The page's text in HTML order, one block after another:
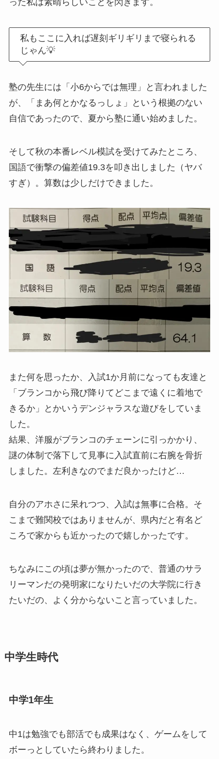
った私は素晴らしいことを閃きます。
私もここに入れば遅刻ギリギリまで寝られる
じゃん💡
塾の先生には「小6からでは無理」と言われました
が、「まあ何とかなるっしょ」という根拠のない
自信であったので、夏から塾に通い始めました。
そして秋の本番レベル模試を受けてみたところ、
国語で衝撃の偏差値19.3を叩き出しました（ヤバ
すぎ）。算数は少しだけできました。
また何を思ったか、入試1か月前になっても友達と
「ブランコから飛び降りてどこまで遠くに着地で
きるか」とかいうデンジャラスな遊びをしていま
した。
結果、洋服がブランコのチェーンに引っかかり、
謎の体制で落下して見事に入試直前に右腕を骨折
しました。左利きなのでまだ良かったけど…
自分のアホさに呆れつつ、入試は無事に合格。そ
こまで難関校ではありませんが、県内だと有名ど
ころで家からも近かったので嬉しかったです。
ちなみにこの頃は夢が無かったので、普通のサラ
リーマンだの発明家になりたいだの大学院に行き
たいだの、よく分からないこと言っていました。
中学生時代
中学1年生
中1は勉強でも部活でも成果はなく、ゲームをして
ボーっとしていたら終わりました。